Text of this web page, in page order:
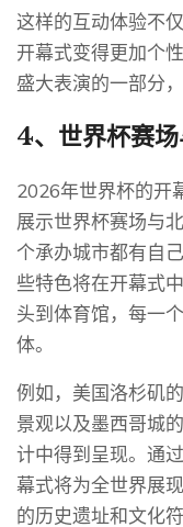
这样的互动体验不
开幕式变得更加个
盛大表演的一部分
4、世界杯赛
2026年世界杯的开
展示世界杯赛场与
个承办城市都有自
些特色将在开幕式
头到体育馆，每一
体。
例如，美国洛杉矶
景观以及墨西哥城
计中得到呈现。通
幕式将为全世界展
的历史遗址和文化